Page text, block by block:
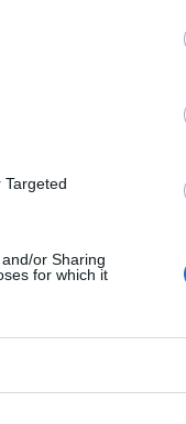
or Sharing
for which it
nikt nie został ranny”
Stołecznej Policji w